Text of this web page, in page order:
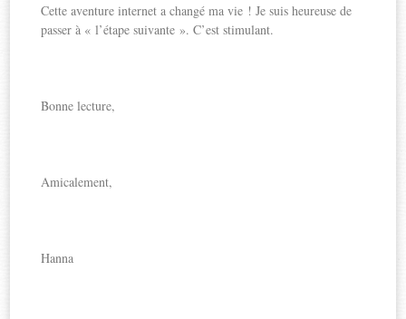
Cette aventure internet a changé ma vie ! Je suis heureuse de
passer à « l’étape suivante ». C’est stimulant.
Bonne lecture,
Amicalement,
Hanna